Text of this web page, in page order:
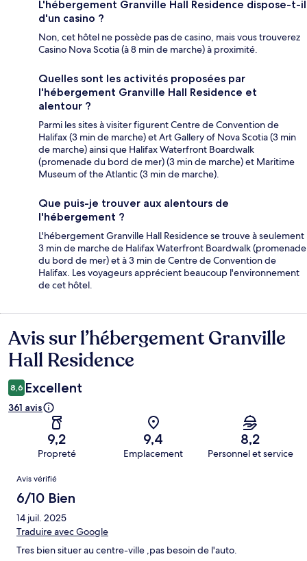
L'hébergement Granville Hall Residence dispose-t-il
d'un casino ?
Non, cet hôtel ne possède pas de casino, mais vous trouverez
Casino Nova Scotia (à 8 min de marche) à proximité.
Quelles sont les activités proposées par
l'hébergement Granville Hall Residence et
alentour ?
Parmi les sites à visiter figurent Centre de Convention de
Halifax (3 min de marche) et Art Gallery of Nova Scotia (3 min
de marche) ainsi que Halifax Waterfront Boardwalk
(promenade du bord de mer) (3 min de marche) et Maritime
Museum of the Atlantic (3 min de marche).
Que puis-je trouver aux alentours de
l'hébergement ?
L'hébergement Granville Hall Residence se trouve à seulement
3 min de marche de Halifax Waterfront Boardwalk (promenade
du bord de mer) et à 3 min de Centre de Convention de
Halifax. Les voyageurs apprécient beaucoup l'environnement
de cet hôtel.
Avis
Avis sur l’hébergement Granville
Hall Residence
8,6 Excellent
361 avis
9,2
Propreté
9,4
Emplacement
8,2
Personnel et service
Avis
Avis vérifié
6/10 Bien
14 juil. 2025
Traduire avec Google
Tres bien situer au centre-ville ,pas besoin de l'auto.